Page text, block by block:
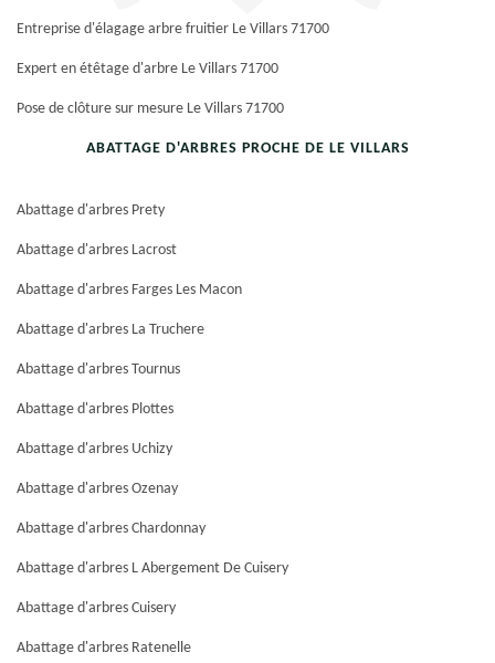
Entreprise d'élagage arbre fruitier Le Villars 71700
Expert en étêtage d'arbre Le Villars 71700
Pose de clôture sur mesure Le Villars 71700
ABATTAGE D'ARBRES PROCHE DE LE VILLARS
Abattage d'arbres Prety
Abattage d'arbres Lacrost
Abattage d'arbres Farges Les Macon
Abattage d'arbres La Truchere
Abattage d'arbres Tournus
Abattage d'arbres Plottes
Abattage d'arbres Uchizy
Abattage d'arbres Ozenay
Abattage d'arbres Chardonnay
Abattage d'arbres L Abergement De Cuisery
Abattage d'arbres Cuisery
Abattage d'arbres Ratenelle